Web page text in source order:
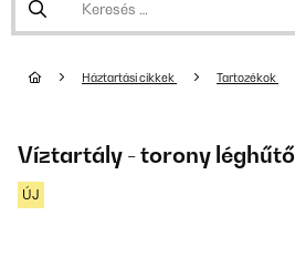
Háztartási cikkek Tartozékok
Víztartály - torony léghűtő
ÚJ